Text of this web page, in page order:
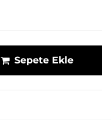
Sepete Ekle